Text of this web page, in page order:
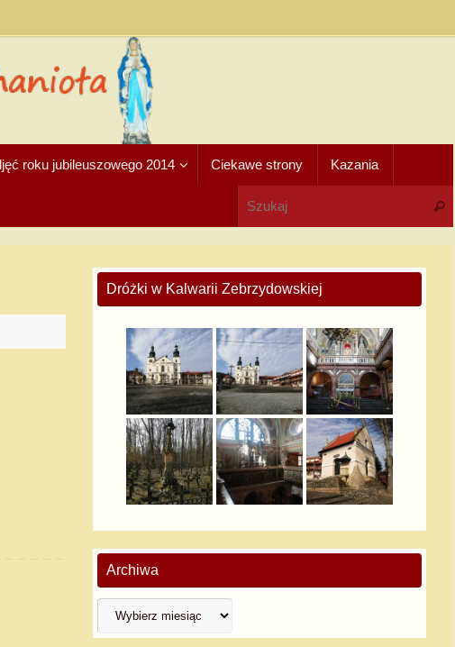
roku jubileuszowego 2014 Ciekawe strony Kazania
Dróżki w Kalwarii Zebrzydowskiej
Archiwa